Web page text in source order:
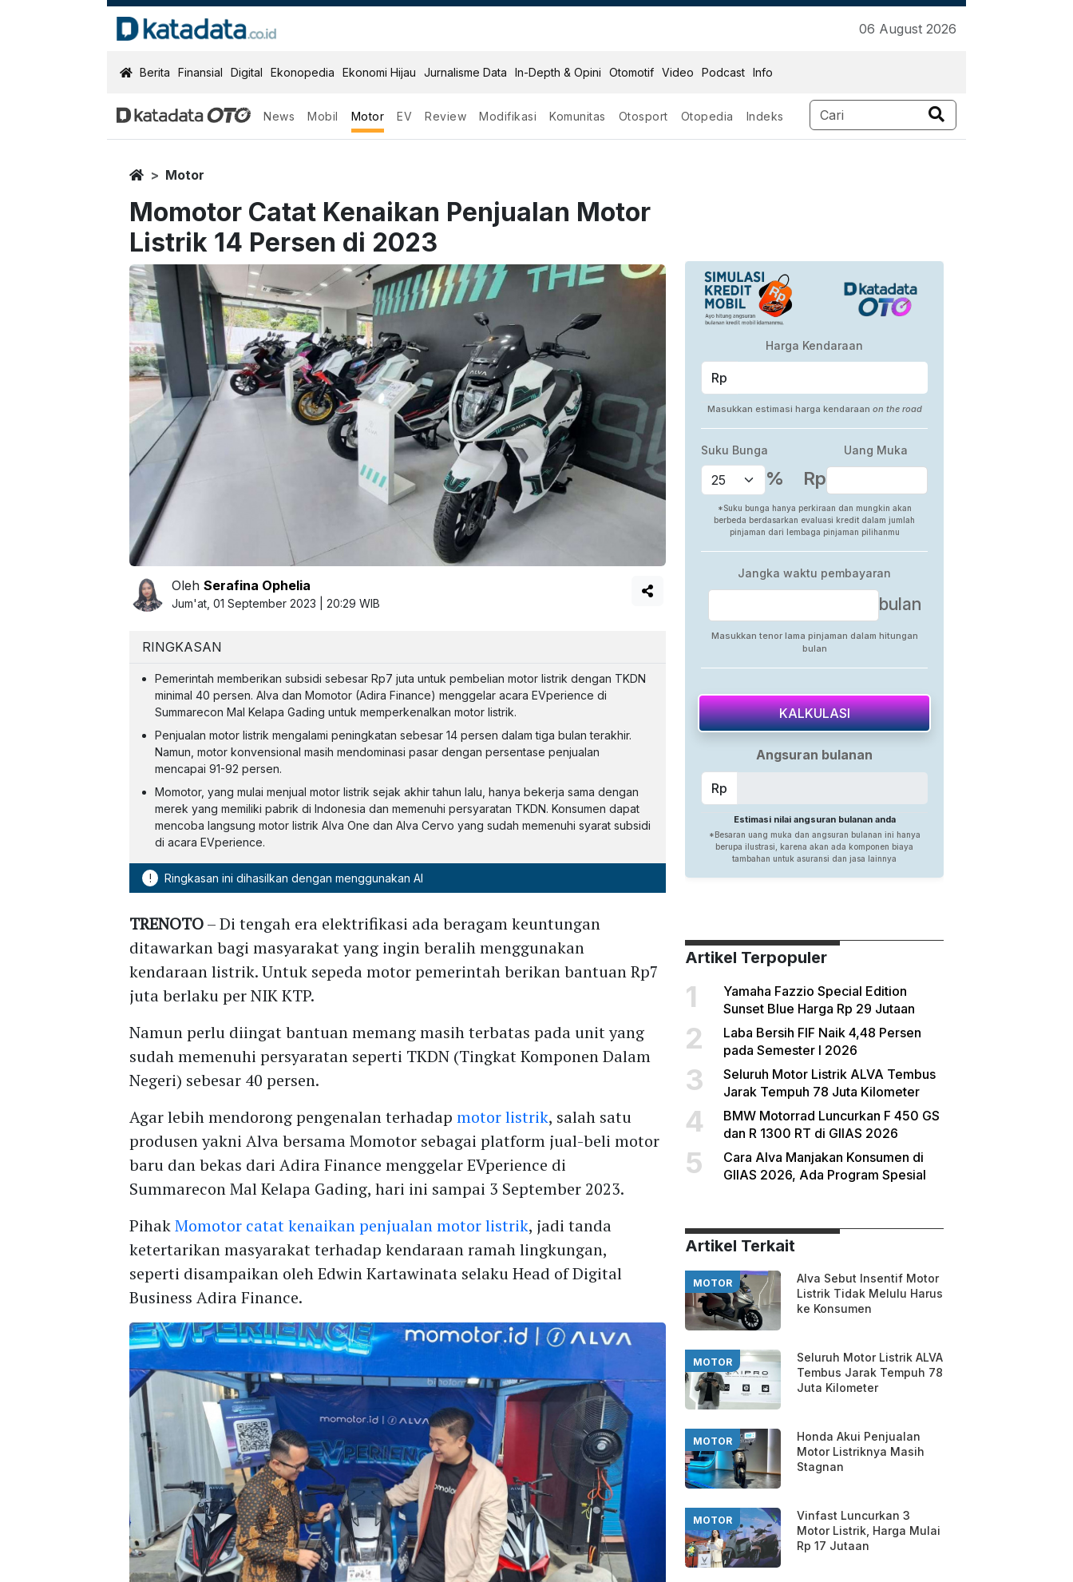
06 August 2026
KatadataOTO
Berita Finansial Digital Ekonopedia Ekonomi Hijau Jurnalisme Data In-Depth & Opini Otomotif Video Podcast Info
News Mobil Motor EV Review Modifikasi Komunitas Otosport Otopedia Indeks
HomeMotor
Momotor Catat Kenaikan Penjualan Motor
Listrik 14 Persen di 2023
OlehSerafina Ophelia
Jum'at, 01 September 2023 | 20:29 WIB
RINGKASAN
Pemerintah memberikan subsidi sebesar Rp7 juta untuk pembelian motor listrik dengan TKDN
minimal 40 persen. Alva dan Momotor (Adira Finance) menggelar acara EVperience di
Summarecon Mal Kelapa Gading untuk memperkenalkan motor listrik.
Penjualan motor listrik mengalami peningkatan sebesar 14 persen dalam tiga bulan terakhir.
Namun, motor konvensional masih mendominasi pasar dengan persentase penjualan
mencapai 91-92 persen.
Momotor, yang mulai menjual motor listrik sejak akhir tahun lalu, hanya bekerja sama dengan
merek yang memiliki pabrik di Indonesia dan memenuhi persyaratan TKDN. Konsumen dapat
mencoba langsung motor listrik Alva One dan Alva Cervo yang sudah memenuhi syarat subsidi
di acara EVperience.
! Ringkasan ini dihasilkan dengan menggunakan AI
TRENOTO– Di tengah era elektrifikasi ada beragam keuntungan
ditawarkan bagi masyarakat yang ingin beralih menggunakan
kendaraan listrik. Untuk sepeda motor pemerintah berikan bantuan Rp7
juta berlaku per NIK KTP.
Namun perlu diingat bantuan memang masih terbatas pada unit yang
sudah memenuhi persyaratan seperti TKDN (Tingkat Komponen Dalam
Negeri) sebesar 40 persen.
Agar lebih mendorong pengenalan terhadapmotor listrik, salah satu
produsen yakni Alva bersama Momotor sebagai platform jual-beli motor
baru dan bekas dari Adira Finance menggelar EVperience di
Summarecon Mal Kelapa Gading, hari ini sampai 3 September 2023.
PihakMomotor catat kenaikan penjualan motor listrik, jadi tanda
ketertarikan masyarakat terhadap kendaraan ramah lingkungan,
seperti disampaikan oleh Edwin Kartawinata selaku Head of Digital
Business Adira Finance.
Artikel Terpopuler
1
Yamaha Fazzio Special Edition
Sunset Blue Harga Rp 29 Jutaan
2
Laba Bersih FIF Naik 4,48 Persen
pada Semester I 2026
3
Seluruh Motor Listrik ALVA Tembus
Jarak Tempuh 78 Juta Kilometer
4
BMW Motorrad Luncurkan F 450 GS
dan R 1300 RT di GIIAS 2026
5
Cara Alva Manjakan Konsumen di
GIIAS 2026, Ada Program Spesial
Artikel Terkait
MOTOR
Alva Sebut Insentif Motor
Listrik Tidak Melulu Harus
ke Konsumen
MOTOR
Seluruh Motor Listrik ALVA
Tembus Jarak Tempuh 78
Juta Kilometer
MOTOR
Honda Akui Penjualan
Motor Listriknya Masih
Stagnan
MOTOR
Vinfast Luncurkan 3
Motor Listrik, Harga Mulai
Rp 17 Jutaan